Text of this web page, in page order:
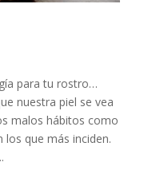
para tu rostro…
nuestra piel se vea
malos hábitos como
que más inciden.